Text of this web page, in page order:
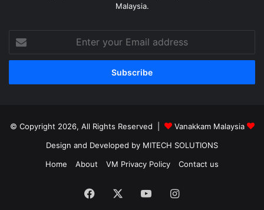
Malaysia.
your
Email
© Copyright 2026, All Rights Reserved |
Vanakkam Malaysia
Design and Developed by MITECH SOLUTIONS
Home
About VM Privacy Policy Contact us
Facebook YouTubeInstagram